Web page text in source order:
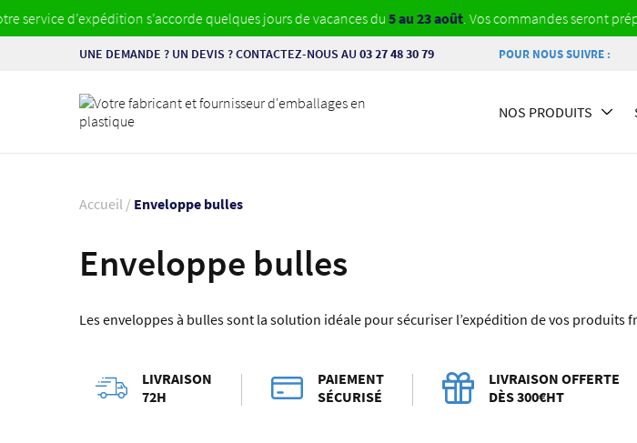
d’expédition s’accorde quelques jours de vacances du5 au 23 août. Vos commandes seront
UNE DEMANDE ? UN DEVIS ? CONTACTEZ-NOUS AU 03 27 48 30 79 POUR NOUS SUIVRE :
NOS PRODUITS
Accueil / Enveloppe bulles
Enveloppe bulles
Les enveloppes à bulles sont la solution idéale pour sécuriser l’expédition de vos produits
LIVRAISON
72H
PAIEMENT
SÉCURISÉ
LIVRAISON OFFERTE
DÈS 300€HT